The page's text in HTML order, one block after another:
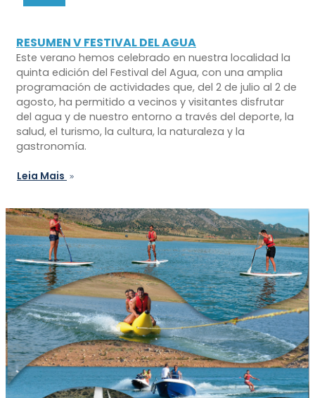
RESUMEN V FESTIVAL DEL AGUA
Este verano hemos celebrado en nuestra localidad la
quinta edición del Festival del Agua, con una amplia
programación de actividades que, del 2 de julio al 2 de
agosto, ha permitido a vecinos y visitantes disfrutar
del agua y de nuestro entorno a través del deporte, la
salud, el turismo, la cultura, la naturaleza y la
gastronomía.
Leia Mais